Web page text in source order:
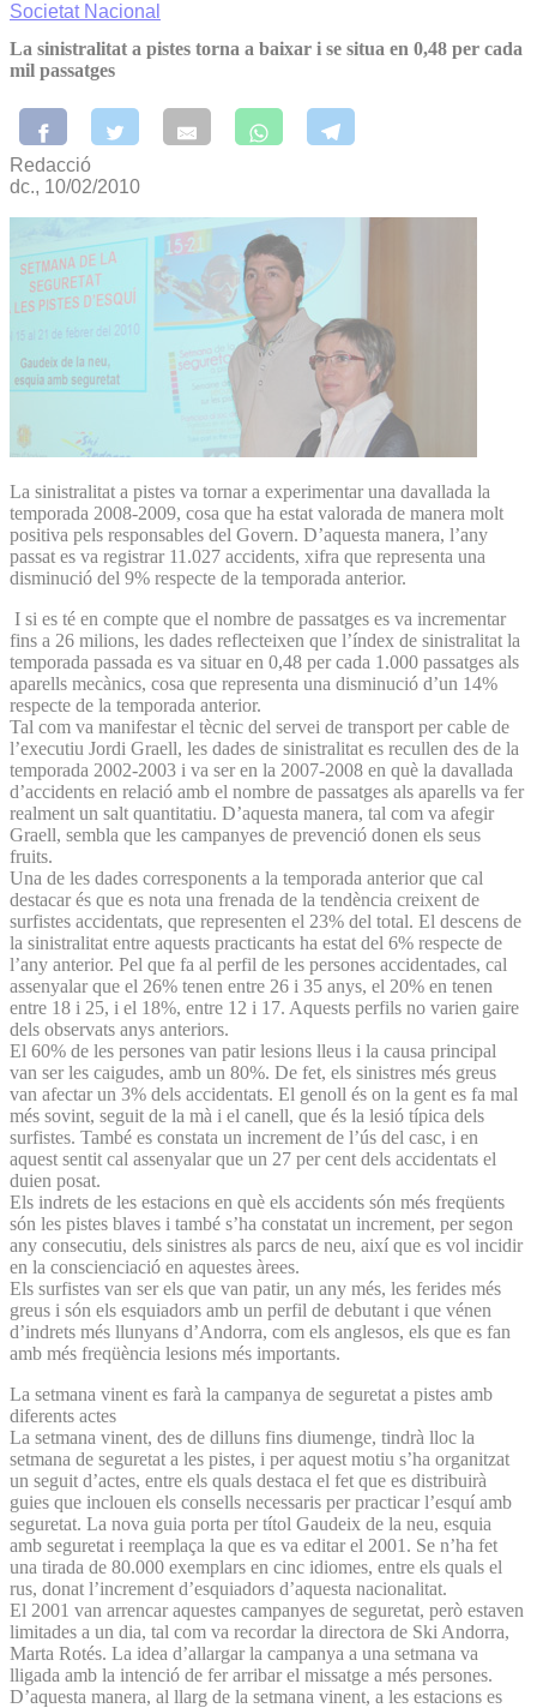
Societat Nacional
La sinistralitat a pistes torna a baixar i se situa en 0,48 per cada
mil passatges
Redacció
dc., 10/02/2010
La sinistralitat a pistes va tornar a experimentar una davallada la
temporada 2008-2009, cosa que ha estat valorada de manera molt
positiva pels responsables del Govern. D’aquesta manera, l’any
passat es va registrar 11.027 accidents, xifra que representa una
disminució del 9% respecte de la temporada anterior.
I si es té en compte que el nombre de passatges es va incrementar
fins a 26 milions, les dades reflecteixen que l’índex de sinistralitat la
temporada passada es va situar en 0,48 per cada 1.000 passatges als
aparells mecànics, cosa que representa una disminució d’un 14%
respecte de la temporada anterior.
Tal com va manifestar el tècnic del servei de transport per cable de
l’executiu Jordi Graell, les dades de sinistralitat es recullen des de la
temporada 2002-2003 i va ser en la 2007-2008 en què la davallada
d’accidents en relació amb el nombre de passatges als aparells va fer
realment un salt quantitatiu. D’aquesta manera, tal com va afegir
Graell, sembla que les campanyes de prevenció donen els seus
fruits.
Una de les dades corresponents a la temporada anterior que cal
destacar és que es nota una frenada de la tendència creixent de
surfistes accidentats, que representen el 23% del total. El descens de
la sinistralitat entre aquests practicants ha estat del 6% respecte de
l’any anterior. Pel que fa al perfil de les persones accidentades, cal
assenyalar que el 26% tenen entre 26 i 35 anys, el 20% en tenen
entre 18 i 25, i el 18%, entre 12 i 17. Aquests perfils no varien gaire
dels observats anys anteriors.
El 60% de les persones van patir lesions lleus i la causa principal
van ser les caigudes, amb un 80%. De fet, els sinistres més greus
van afectar un 3% dels accidentats. El genoll és on la gent es fa mal
més sovint, seguit de la mà i el canell, que és la lesió típica dels
surfistes. També es constata un increment de l’ús del casc, i en
aquest sentit cal assenyalar que un 27 per cent dels accidentats el
duien posat.
Els indrets de les estacions en què els accidents són més freqüents
són les pistes blaves i també s’ha constatat un increment, per segon
any consecutiu, dels sinistres als parcs de neu, així que es vol incidir
en la conscienciació en aquestes àrees.
Els surfistes van ser els que van patir, un any més, les ferides més
greus i són els esquiadors amb un perfil de debutant i que vénen
d’indrets més llunyans d’Andorra, com els anglesos, els que es fan
amb més freqüència lesions més importants.
La setmana vinent es farà la campanya de seguretat a pistes amb
diferents actes
La setmana vinent, des de dilluns fins diumenge, tindrà lloc la
setmana de seguretat a les pistes, i per aquest motiu s’ha organitzat
un seguit d’actes, entre els quals destaca el fet que es distribuirà
guies que inclouen els consells necessaris per practicar l’esquí amb
seguretat. La nova guia porta per títol Gaudeix de la neu, esquia
amb seguretat i reemplaça la que es va editar el 2001. Se n’ha fet
una tirada de 80.000 exemplars en cinc idiomes, entre els quals el
rus, donat l’increment d’esquiadors d’aquesta nacionalitat.
El 2001 van arrencar aquestes campanyes de seguretat, però estaven
limitades a un dia, tal com va recordar la directora de Ski Andorra,
Marta Rotés. La idea d’allargar la campanya a una setmana va
lligada amb la intenció de fer arribar el missatge a més persones.
D’aquesta manera, al llarg de la setmana vinent, a les estacions es